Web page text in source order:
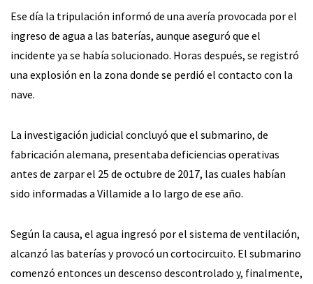
Ese día la tripulación informó de una avería provocada por el
ingreso de agua a las baterías, aunque aseguró que el
incidente ya se había solucionado. Horas después, se registró
una explosión en la zona donde se perdió el contacto con la
nave.
La investigación judicial concluyó que el submarino, de
fabricación alemana, presentaba deficiencias operativas
antes de zarpar el 25 de octubre de 2017, las cuales habían
sido informadas a Villamide a lo largo de ese año.
Según la causa, el agua ingresó por el sistema de ventilación,
alcanzó las baterías y provocó un cortocircuito. El submarino
comenzó entonces un descenso descontrolado y, finalmente,